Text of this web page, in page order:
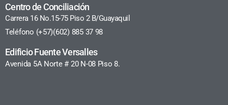
Centro de Conciliación
Carrera 16 No.15-75 Piso 2 B/Guayaquil
Teléfono (+57)(602) 885 37 98
Edificio Fuente Versalles
Avenida 5A Norte # 20 N-08 Piso 8.